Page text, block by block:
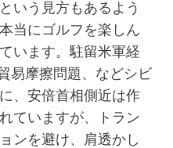
いう見方もあるよう
当にゴルフを楽しん
います。駐留米軍経
易摩擦問題、などシビ
、安倍首相側近は作
ていますが、トラン
ンを避け、肩透かし